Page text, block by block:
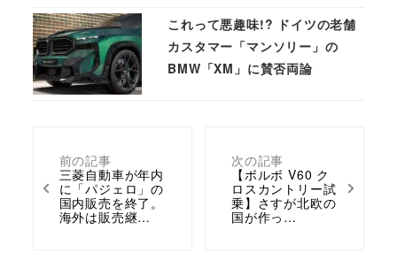
前の記事
三菱自動車が年内
に「パジェロ」の
国内販売を終了。
海外は販売継…
次の記事
【ボルボ V60 ク
ロスカントリー試
乗】さすが北欧の
国が作っ…
これって悪趣味!? ドイツの老舗
カスタマー「マンソリー」の
BMW「XM」に賛否両論